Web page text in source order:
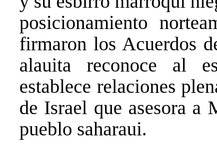
posicionamiento
firmaron los Acuerdos
alauita reconoce al
establece relaciones
de Israel que asesora a
pueblo saharaui.